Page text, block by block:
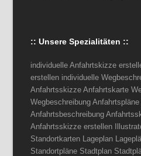
:: Unsere Spezialitäten ::
individuelle Anfahrtskizze
erstellen individuelle
Anfahrtsskizze Anfahrtskarte
Wegbeschreibung
Anfahrtsbeschreibung
Anfahrtsskizze erstellen
Standortkarten Lageplan
Standortpläne Stadtplan